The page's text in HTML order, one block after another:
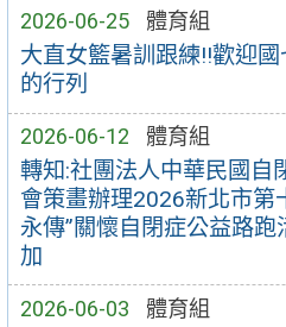
2026-06-25 體育組
大直女籃暑訓跟練!!歡迎
的行列
2026-06-12 體育組
轉知:社團法人中華民國自
會策畫辦理2026新北市第
永傳”關懷自閉症公益路
加
2026-06-03 體育組